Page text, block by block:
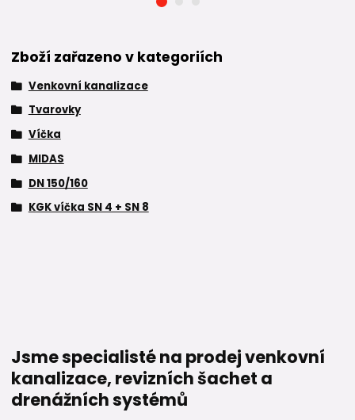
Zboží zařazeno v kategoriích
Venkovní kanalizace
Tvarovky
Víčka
MIDAS
DN 150/160
KGK víčka SN 4 + SN 8
Jsme specialisté na prodej venkovní
kanalizace, revizních šachet a
drenážních systémů